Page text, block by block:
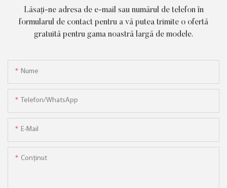
Lăsați-ne adresa de e-mail sau numărul de telefon în
formularul de contact pentru a vă putea trimite o ofertă
gratuită pentru gama noastră largă de modele.
Nume
Telefon/WhatsApp
E-Mail
Conţinut